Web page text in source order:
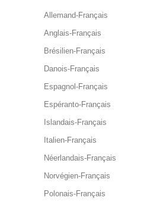
Allemand-Français
Anglais-Français
Brésilien-Français
Danois-Français
Espagnol-Français
Espéranto-Français
Islandais-Français
Italien-Français
Néerlandais-Français
Norvégien-Français
Polonais-Français